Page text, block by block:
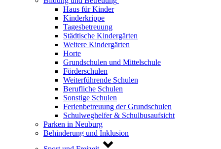
Haus für Kinder
Kinderkrippe
Tagesbetreuung
Städtische Kindergärten
Weitere Kindergärten
Horte
Grundschulen und Mittelschule
Förderschulen
Weiterführende Schulen
Berufliche Schulen
Sonstige Schulen
Ferienbetreuung der Grundschulen
Schulweghelfer & Schulbusaufsicht
Parken in Neuburg
Behinderung und Inklusion